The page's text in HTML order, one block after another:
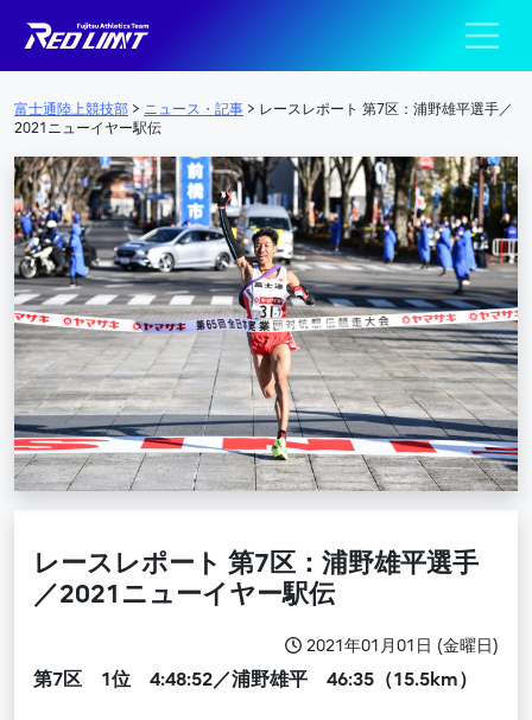
メインナビゲーション
陸上競技部 –
富士通陸上競技部 > ニュース・記事 > レースレポート 第7区：浦野雄平選手／
2021ニューイヤー駅伝
レースレポート 第7区：浦野雄平選手
／2021ニューイヤー駅伝
2021年01月01日 (金曜日)
第7区 1位 4:48:52／浦野雄平 46:35（15.5km）